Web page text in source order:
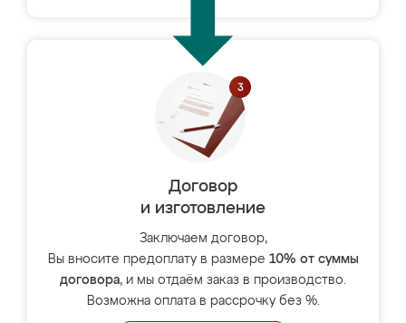
Договор
и изготовление
Заключаем договор,
Вы вносите предоплату в размере 10% от суммы
договора, и мы отдаём заказ в производство.
Возможна оплата в рассрочку без %.